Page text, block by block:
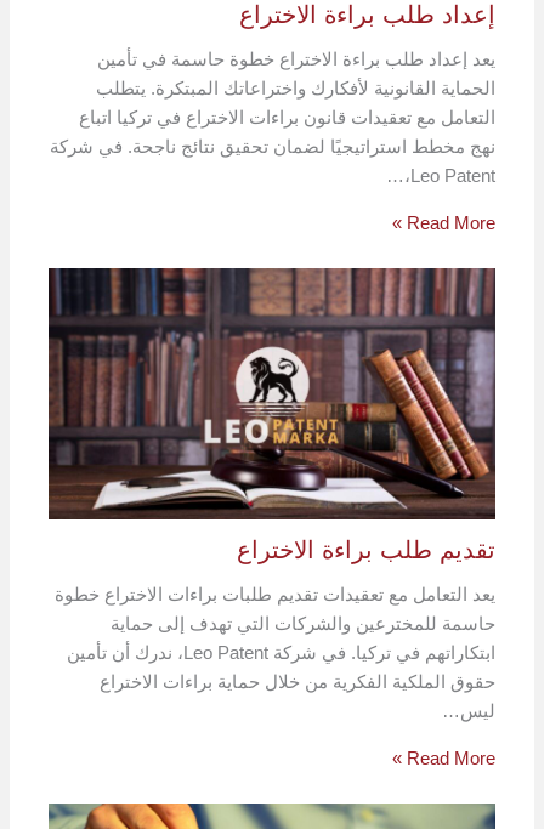
إعداد طلب براءة الاختراع
يعد إعداد طلب براءة الاختراع خطوة حاسمة في تأمين
الحماية القانونية لأفكارك واختراعاتك المبتكرة. يتطلب
التعامل مع تعقيدات قانون براءات الاختراع في تركيا اتباع
نهج مخطط استراتيجيًا لضمان تحقيق نتائج ناجحة. في شركة
Leo Patent،…
Read More »
تقديم طلب براءة الاختراع
يعد التعامل مع تعقيدات تقديم طلبات براءات الاختراع خطوة
حاسمة للمخترعين والشركات التي تهدف إلى حماية
ابتكاراتهم في تركيا. في شركة Leo Patent، ندرك أن تأمين
حقوق الملكية الفكرية من خلال حماية براءات الاختراع
ليس…
Read More »